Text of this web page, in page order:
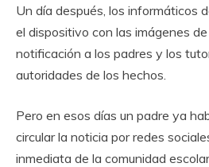
Un día después, los informáticos
el dispositivo con las imágenes
notificación a los padres y los
autoridades de los hechos.
Pero en esos días un padre ya
circular la noticia por redes
inmediata de la comunidad